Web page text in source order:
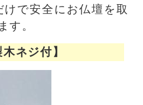
で安全にお仏壇を取
す。
ネジ付】